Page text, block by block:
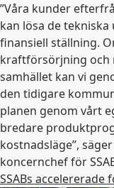
”Våra kunder
kan lösa de
finansiell ställning.
kraftförsörjning och
samhället kan vi
den tidigare
planen genom vårt
bredare
kostnadsläge”,
koncernchef för
SSABs accelererade